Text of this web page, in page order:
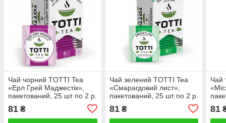
Чай чорний TOTTI Tea
«Ерл Грей Маджестік»,
пакетований, 25 шт по 2 р.
81 ₴
Чай зелений TOTTI Tea
«Смарагдовий лист»,
пакетований, 25 шт по 2 р.
81₴
Чай
81